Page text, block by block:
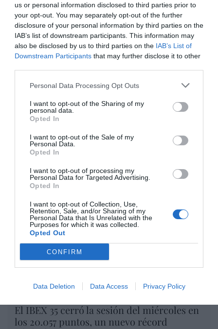
us or personal information disclosed to third parties prior to
your opt-out. You may separately opt-out of the further
disclosure of your personal information by third parties on the
IAB’s list of downstream participants. This information may
also be disclosed by us to third parties on the IAB’s List of
Downstream Participants that may further disclose it to other
Personal Data Processing Opt Outs
I want to opt-out of the Sharing of my
personal data.
Opted In
I want to opt-out of the Sale of my
Personal Data.
Opted In
I want to opt-out of processing my
Personal Data for Targeted Advertising.
Opted In
I want to opt-out of Collection, Use,
Retention, Sale, and/or Sharing of my
Personal Data that Is Unrelated with the
Purposes for which it was collected.
Opted Out
CONFIRM
Data Deletion Data Access Privacy Policy
Artículos anteriores
DIARIO DE LA CORRUPCIÓN SANCHISTA
Diario de la corrupción sanchista. La
Audiencia Nacional prorroga seis meses la
ingente material incautado por la UCO
por Redacción
Artículos anteriores
Enormes minucias
por Eulogio López
El IBEX 35 cerró la sesión del miércoles en
los 20.057 puntos, un nuevo récord